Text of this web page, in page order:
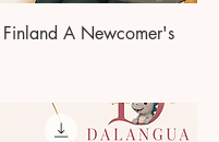
A Newcomer's